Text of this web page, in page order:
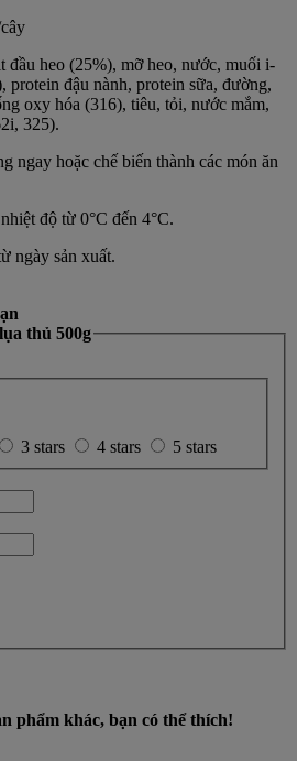
đầu heo (25%), mỡ heo, nước, muối i-
protein đậu nành, protein sữa, đường,
oxy hóa (316), tiêu, tỏi, nước mắm,
325).
ngay hoặc chế biến thành các món ăn
độ từ 0°C đến 4°C.
ngày sản xuất.
thủ 500g
3 stars 4 stars
5 stars
phẩm khác, bạn có thể thích!